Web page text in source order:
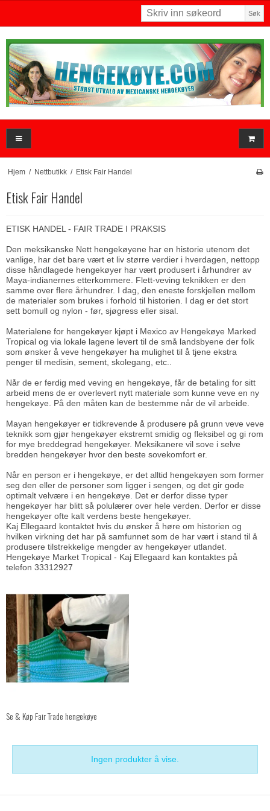
Søk
Hjem / Nettbutikk / Etisk Fair Handel
Etisk Fair Handel
ETISK HANDEL - FAIR TRADE I PRAKSIS
Den meksikanske Nett hengekøyene har en historie utenom det
vanlige, har det bare vært et liv større verdier i hverdagen, nettopp
disse håndlagede hengekøyer har vært produsert i århundrer av
Maya-indianernes etterkommere. Flett-veving teknikken er den
samme over flere århundrer. I dag, den eneste forskjellen mellom
de materialer som brukes i forhold til historien. I dag er det stort
sett bomull og nylon - før, sjøgress eller sisal.
Materialene for hengekøyer kjøpt i Mexico av Hengekøye Marked
Tropical og via lokale lagene levert til de små landsbyene der folk
som ønsker å veve hengekøyer ha mulighet til å tjene ekstra
penger til medisin, sement, skolegang, etc..
Når de er ferdig med veving en hengekøye, får de betaling for sitt
arbeid mens de er overlevert nytt materiale som kunne veve en ny
hengekøye. På den måten kan de bestemme når de vil arbeide.
Mayan hengekøyer er tidkrevende å produsere på grunn veve veve
teknikk som gjør hengekøyer ekstremt smidig og fleksibel og gi rom
for mye breddegrad hengekøyer. Meksikanere vil sove i selve
bredden hengekøyer hvor den beste sovekomfort er.
Når en person er i hengekøye, er det alltid hengekøyen som former
seg den eller de personer som ligger i sengen, og det gir gode
optimalt velvære i en hengekøye. Det er derfor disse typer
hengekøyer har blitt så polulærer over hele verden. Derfor er disse
hengekøyer ofte kalt verdens beste hengekøyer.
Kaj Ellegaard kontaktet hvis du ønsker å høre om historien og
hvilken virkning det har på samfunnet som de har vært i stand til å
produsere tilstrekkelige mengder av hengekøyer utlandet.
Hengekøye Market Tropical - Kaj Ellegaard kan kontaktes på
telefon 33312927
Se & Køp Fair Trade hengekøye
Ingen produkter å vise.